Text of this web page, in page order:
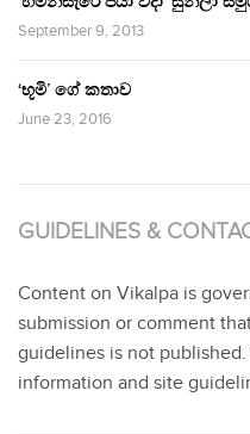
September 9, 2013
‘භූමි’ ගේ කතාව
June 23, 2016
GUIDELINES &
Content on Vikalpa is
submission or comment
guidelines is not
information and site